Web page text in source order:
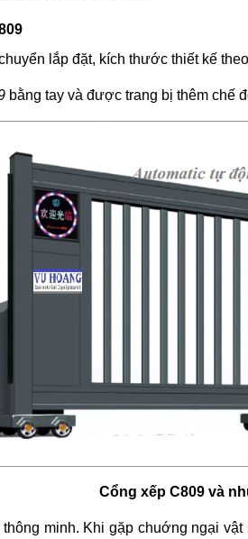
lắp đặt, kích thước thiết kế
bằng tay và được trang bị thêm chế
Cổng xếp C809 và
minh. Khi gặp chuớng ngại vật